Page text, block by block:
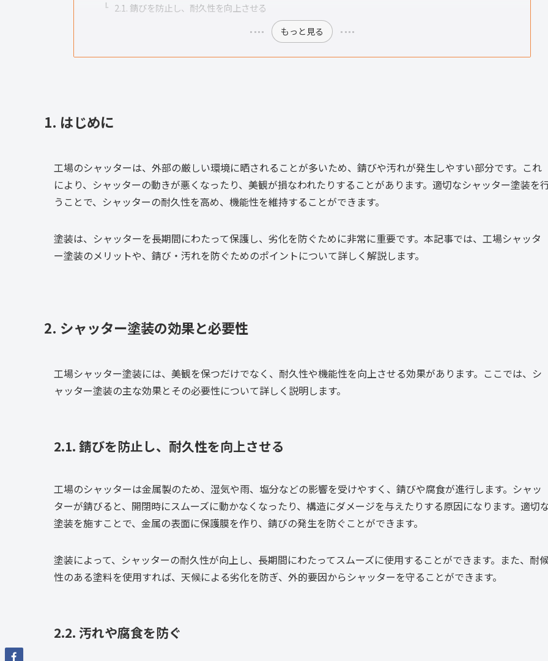
2.1. 錆びを防止し、耐久性を向上させる
もっと見る
1. はじめに
工場のシャッターは、外部の厳しい環境に晒されることが多いため、錆びや汚れが発生しやすい部分です。これ
により、シャッターの動きが悪くなったり、美観が損なわれたりすることがあります。適切なシャッター塗装を
うことで、シャッターの耐久性を高め、機能性を維持することができます。
塗装は、シャッターを長期間にわたって保護し、劣化を防ぐために非常に重要です。本記事では、工場シャッタ
ー塗装のメリットや、錆び・汚れを防ぐためのポイントについて詳しく解説します。
2. シャッター塗装の効果と必要性
工場シャッター塗装には、美観を保つだけでなく、耐久性や機能性を向上させる効果があります。ここでは、シ
ャッター塗装の主な効果とその必要性について詳しく説明します。
2.1. 錆びを防止し、耐久性を向上させる
工場のシャッターは金属製のため、湿気や雨、塩分などの影響を受けやすく、錆びや腐食が進行します。シャッ
ターが錆びると、開閉時にスムーズに動かなくなったり、構造にダメージを与えたりする原因になります。適切
塗装を施すことで、金属の表面に保護膜を作り、錆びの発生を防ぐことができます。
塗装によって、シャッターの耐久性が向上し、長期間にわたってスムーズに使用することができます。また、耐
性のある塗料を使用すれば、天候による劣化を防ぎ、外的要因からシャッターを守ることができます。
2.2. 汚れや腐食を防ぐ